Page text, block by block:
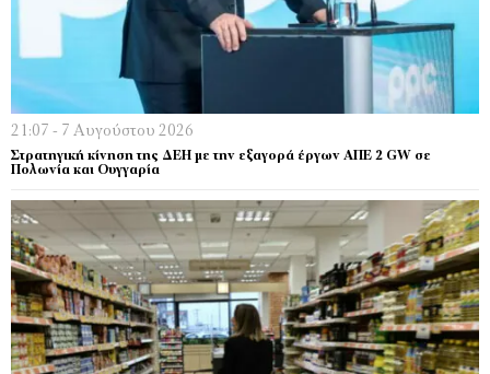
21:07 - 7 Αυγούστου 2026
Στρατηγική κίνηση της ΔΕΗ με την εξαγορά έργων ΑΠΕ 2 GW σε
Πολωνία και Ουγγαρία